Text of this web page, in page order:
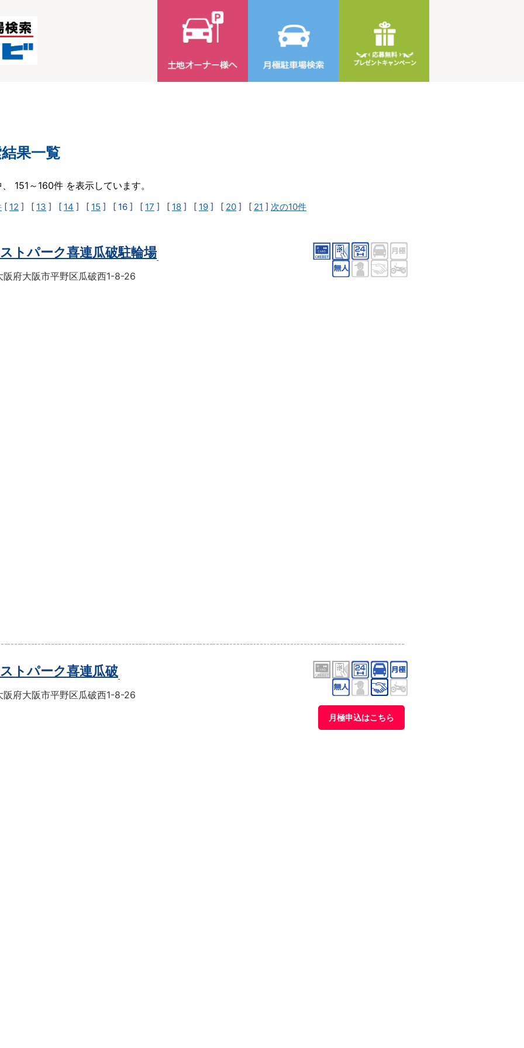
果一覧
151～160件 を表示しています。
[ 12 ] [ 13 ] [ 14 ] [ 15 ] [ 16 ] [ 17 ] [ 18 ] [ 19 ] [ 20 ] [ 21 ] 次の10件
ストパーク喜連瓜破駐輪場
阪府大阪市平野区瓜破西1-8-26
ストパーク喜連瓜破
阪府大阪市平野区瓜破西1-8-26
月極申込はこちら